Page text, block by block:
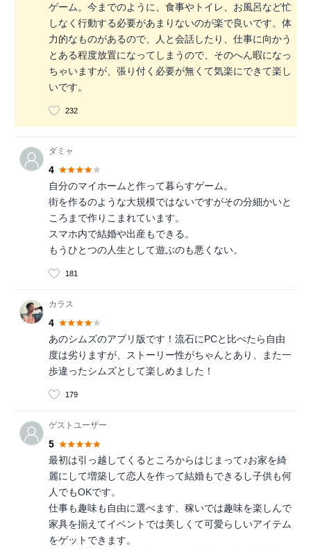
ゲーム。今までのように、食事やトイレ、お風呂など忙
しなく行動する必要があまりないのが楽で良いです。体
力的なものがあるので、人と会話したり、仕事に向かう
とある程度放置になってしまうので、そのへん暇になっ
ちゃいますが、張り付く必要が無くて気楽にできて楽し
いです。
232
ダミャ
4
自分のマイホームと作って暮らすゲーム。
街を作るのような大規模ではないですがその分細かいと
ころまで作りこまれています。
スマホ内で結婚や出産もできる。
もうひとつの人生として遊ぶのも悪くない。
181
カラス
4
あのシムズのアプリ版です！流石にPCと比べたら自由
度は劣りますが、ストーリー性がちゃんとあり、また一
歩違ったシムズとして楽しめました！
179
ゲストユーザー
5
最初は引っ越してくるところからはじまって♪お家を綺
麗にして増築して恋人を作って結婚もできるし子供も何
人でもOKです。
仕事も趣味も自由に選べます、稼いでは趣味を楽しんで
家具を揃えてイベントでは美しくて可愛らしいアイテム
をゲットできます。